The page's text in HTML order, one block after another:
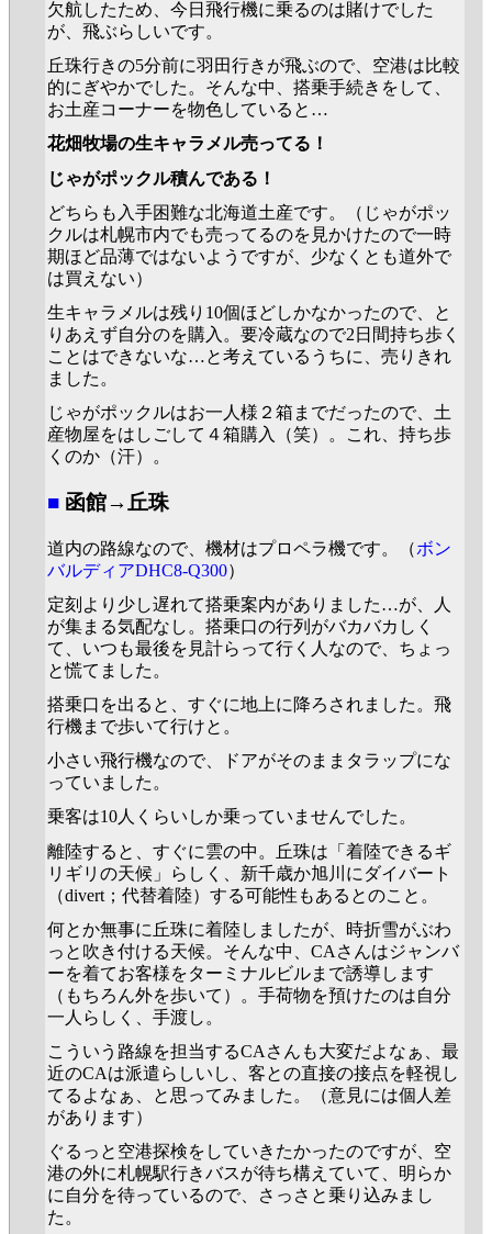
欠航したため、今日飛行機に乗るのは賭けでした
が、飛ぶらしいです。
丘珠行きの5分前に羽田行きが飛ぶので、空港は比較
的にぎやかでした。そんな中、搭乗手続きをして、
お土産コーナーを物色していると…
花畑牧場の生キャラメル売ってる！
じゃがポックル積んである！
どちらも入手困難な北海道土産です。（じゃがポッ
クルは札幌市内でも売ってるのを見かけたので一時
期ほど品薄ではないようですが、少なくとも道外で
は買えない）
生キャラメルは残り10個ほどしかなかったので、と
りあえず自分のを購入。要冷蔵なので2日間持ち歩く
ことはできないな…と考えているうちに、売りきれ
ました。
じゃがポックルはお一人様２箱までだったので、土
産物屋をはしごして４箱購入（笑）。これ、持ち歩
くのか（汗）。
■ 函館→丘珠
道内の路線なので、機材はプロペラ機です。（ボン
バルディアDHC8-Q300）
定刻より少し遅れて搭乗案内がありました…が、人
が集まる気配なし。搭乗口の行列がバカバカしく
て、いつも最後を見計らって行く人なので、ちょっ
と慌てました。
搭乗口を出ると、すぐに地上に降ろされました。飛
行機まで歩いて行けと。
小さい飛行機なので、ドアがそのままタラップにな
っていました。
乗客は10人くらいしか乗っていませんでした。
離陸すると、すぐに雲の中。丘珠は「着陸できるギ
リギリの天候」らしく、新千歳か旭川にダイバート
（divert；代替着陸）する可能性もあるとのこと。
何とか無事に丘珠に着陸しましたが、時折雪がぶわ
っと吹き付ける天候。そんな中、CAさんはジャンバ
ーを着てお客様をターミナルビルまで誘導します
（もちろん外を歩いて）。手荷物を預けたのは自分
一人らしく、手渡し。
こういう路線を担当するCAさんも大変だよなぁ、最
近のCAは派遣らしいし、客との直接の接点を軽視し
てるよなぁ、と思ってみました。（意見には個人差
があります）
ぐるっと空港探検をしていきたかったのですが、空
港の外に札幌駅行きバスが待ち構えていて、明らか
に自分を待っているので、さっさと乗り込みまし
た。